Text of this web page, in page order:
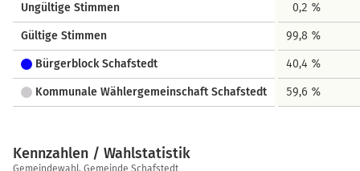
Ungültige Stimmen 0,2 %
Gültige Stimmen 99,8 %
Bürgerblock Schafstedt 40,4 %
Kommunale Wählergemeinschaft Schafstedt 59,6 %
Kennzahlen / Wahlstatistik
Gemeindewahl, Gemeinde Schafstedt